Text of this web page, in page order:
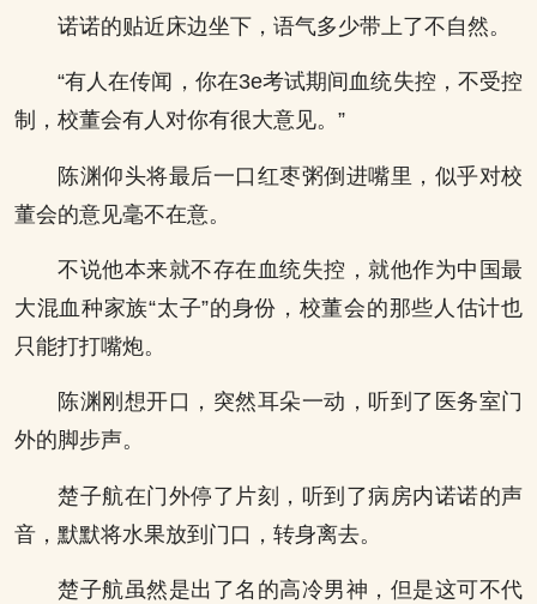
诺诺的贴近床边坐下，语气多少带上了不自然。
“有人在传闻，你在3e考试期间血统失控，不受控
制，校董会有人对你有很大意见。”
陈渊仰头将最后一口红枣粥倒进嘴里，似乎对校
董会的意见毫不在意。
不说他本来就不存在血统失控，就他作为中国最
大混血种家族“太子”的身份，校董会的那些人估计也
只能打打嘴炮。
陈渊刚想开口，突然耳朵一动，听到了医务室门
外的脚步声。
楚子航在门外停了片刻，听到了病房内诺诺的声
音，默默将水果放到门口，转身离去。
楚子航虽然是出了名的高冷男神，但是这可不代